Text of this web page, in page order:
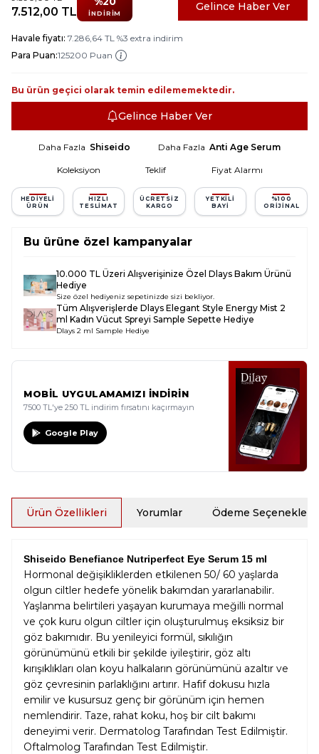
7.512,00 TL İNDIRIM
Gelince Haber Ver
Havale fiyatı: 7.286,64 TL %3 extra indirim
Para Puan:125200 Puan
Bu ürün geçici olarak temin edilememektedir.
Gelince Haber Ver
Daha Fazla Shiseido Daha Fazla Anti Age Serum
Koleksiyon Teklif Fiyat Alarmı
HEDIYELI
ÜRÜN
HIZLI
TESLIMAT
ÜCRETSIZ
KARGO
YETKILI
BAYI
%100
ORIJINAL
Bu ürüne özel kampanyalar
10.000 TL Üzeri Alışverişinize Özel Dlays Bakım Ürünü
Hediye
Size özel hediyeniz sepetinizde sizi bekliyor.
Tüm Alışverişlerde Dlays Elegant Style Energy Mist 2
ml Kadın Vücut Spreyi Sample Sepette Hediye
Dlays 2 ml Sample Hediye
MOBİL UYGULAMAMIZI İNDİRİN
7500 TL'ye 250 TL indirim fırsatını kaçırmayın
Google Play
Ürün Özellikleri Yorumlar Ödeme Seçenekleri
Shiseido Benefiance Nutriperfect Eye Serum 15 ml
Hormonal değişikliklerden etkilenen 50/ 60 yaşlarda
olgun ciltler hedefe yönelik bakımdan yararlanabilir.
Yaşlanma belirtileri yaşayan kurumaya meğilli normal
ve çok kuru olgun ciltler için oluşturulmuş eksiksiz bir
göz bakımıdır. Bu yenileyici formül, sıkılığın
görünümünü etkili bir şekilde iyileştirir, göz altı
kırışıklıkları olan koyu halkaların görünümünü azaltır ve
göz çevresinin parlaklığını artırır. Hafif dokusu hızla
emilir ve kusursuz genç bir görünüm için hemen
nemlendirir. Taze, rahat koku, hoş bir cilt bakımı
deneyimi verir. Dermatolog Tarafından Test Edilmiştir.
Oftalmolog Tarafından Test Edilmiştir.